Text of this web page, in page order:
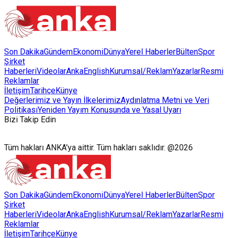
Son DakikaGündemEkonomiDünyaYerel HaberlerBültenSpor
Şirket
HaberleriVideolarAnkaEnglishKurumsal/ReklamYazarlarResmi
Reklamlar
İletişimTarihçeKünye
Değerlerimiz ve Yayın İlkelerimizAydınlatma Metni ve Veri
PolitikasıYeniden Yayım Konusunda ve Yasal Uyarı
Bizi Takip Edin
Tüm hakları ANKA'ya aittir. Tüm hakları saklıdır. @2026
Son DakikaGündemEkonomiDünyaYerel HaberlerBültenSpor
Şirket
HaberleriVideolarAnkaEnglishKurumsal/ReklamYazarlarResmi
Reklamlar
İletişimTarihçeKünye